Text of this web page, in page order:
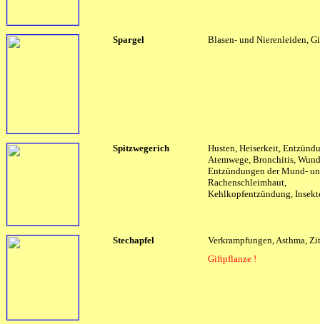
Spargel Blasen- und Nierenleiden,
Spitzwegerich
Husten, Heiserkeit,
Atemwege, Bronchitis,
Entzündungen der Mund-
Rachenschleimhaut,
Kehlkopfentzündung,
Stechapfel
Verkrampfungen, Asthma,
Giftpflanze !